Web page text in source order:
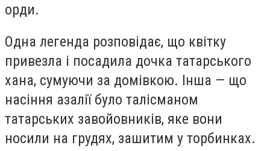
орди.
Одна легенда розповідає, що квітку
привезла і посадила дочка татарського
хана, сумуючи за домівкою. Інша — що
насіння азалії було талісманом
татарських завойовників, яке вони
носили на грудях, зашитим у торбинках.